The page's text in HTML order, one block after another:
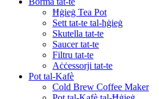
Ħġieġ Tea Pot
Sett tat-te tal-ħġieġ
Skutella tat-te
Saucer tat-te
Filtru tat-te
Aċċessorji tat-te
Pot tal-Kafè
Cold Brew Coffee Maker